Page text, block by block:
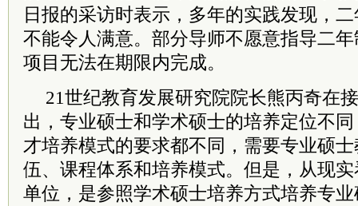
日报的采访时表示，多年的实践发现，
不能令人满意。部分导师不愿意指导二
项目无法在期限内完成。
21世纪教育发展研究院院长熊丙奇在
出，专业硕士和学术硕士的培养定位不
才培养模式的要求都不同，需要专业硕
伍、课程体系和培养模式。但是，从现
单位，是参照学术硕士培养方式培养专